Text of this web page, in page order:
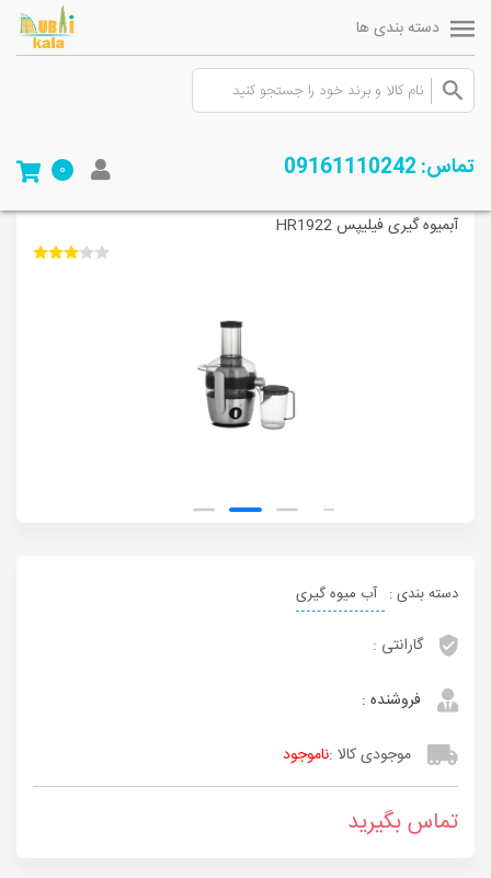
دسته بندی ها
تماس: 09161110242 0
صفحه ی اصلی/فروشگاه/لوازم خانگی تهیه و نگهداری نوشیدنی/
آب میوه
گیری/آبمیوه گیری فیلیپس HR1922
آبمیوه گیری فیلیپس HR1922
دسته بندی : آب میوه گیری
گارانتی :
فروشنده :
موجودی کالا :ناموجود
تماس بگیرید